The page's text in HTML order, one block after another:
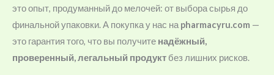
это опыт, продуманный до мелочей: от выбора сырья до
финальной упаковки. А покупка у нас на pharmacyru.com —
это гарантия того, что вы получите надёжный,
проверенный, легальный продукт без лишних рисков.